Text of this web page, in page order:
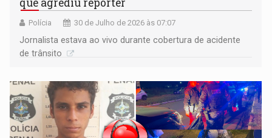
que agrediu repórter
Polícia 30 de Julho de 2026 às 07:07
Jornalista estava ao vivo durante cobertura de acidente
de trânsito